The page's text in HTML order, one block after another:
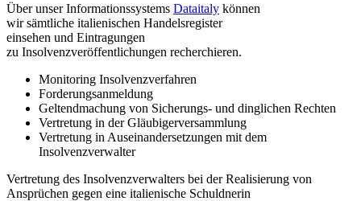
Über unser Informationssystems Dataitaly können
wir sämtliche italienischen Handelsregister
einsehen und Eintragungen
zu Insolvenzveröffentlichungen recherchieren.
Monitoring Insolvenzverfahren
Forderungsanmeldung
Geltendmachung von Sicherungs- und dinglichen Rechten
Vertretung in der Gläubigerversammlung
Vertretung in Auseinandersetzungen mit dem
Insolvenzverwalter
Vertretung des Insolvenzverwalters bei der Realisierung von
Ansprüchen gegen eine italienische Schuldnerin